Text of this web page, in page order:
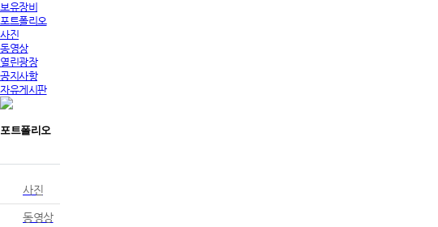
보유장비
포트폴리오
사진
동영상
열린광장
공지사항
자유게시판
포트폴리오
사진
동영상